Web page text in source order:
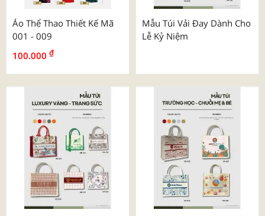
Áo Thể Thao Thiết Kế Mã
001 - 009
100.000 ₫
Mẫu Túi Vải Đay Dành Cho
Lễ Kỷ Niệm